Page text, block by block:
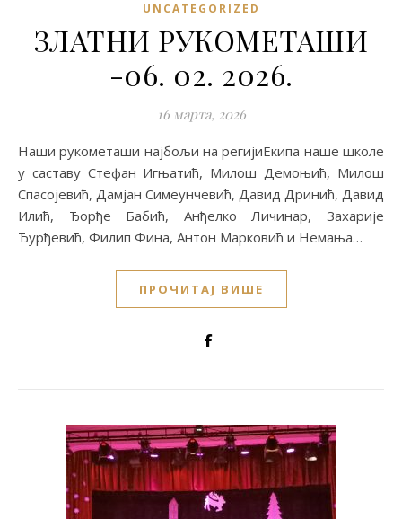
UNCATEGORIZED
ЗЛАТНИ РУКОМЕТАШИ
-06. 02. 2026.
16 марта, 2026
Наши рукометаши најбољи на регијиЕкипа наше школе
у саставу Стефан Игњатић, Милош Демоњић, Милош
Спасојевић, Дамјан Симеунчевић, Давид Дринић, Давид
Илић, Ђорђе Бабић, Анђелко Личинар, Захарије
Ђурђевић, Филип Фина, Антон Марковић и Немања…
ПРОЧИТАЈ ВИШЕ